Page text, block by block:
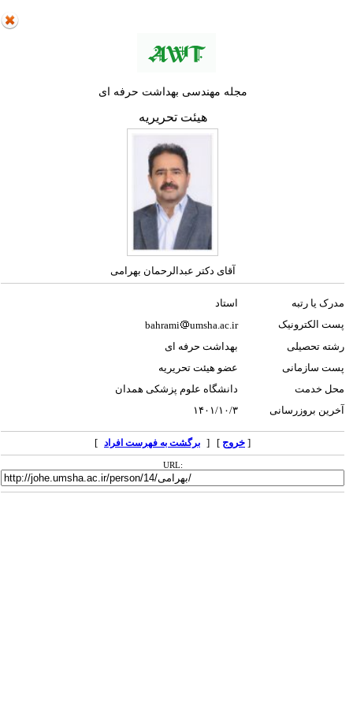
مجله مهندسی بهداشت حرفه ای
هیئت تحریریه
آقای دکتر عبدالرحمان بهرامی
مدرک یا رتبه
استاد
پست الکترونیک
bahrami
umsha.ac.ir
رشته تحصیلی
بهداشت حرفه ای
پست سازمانی
عضو هیئت تحریریه
محل خدمت
دانشگاه علوم پزشکی همدان
آخرین بروزرسانی
۱۴۰۱/۱۰/۳
خروج] [ برگشت به فهرست افراد ]
URL: